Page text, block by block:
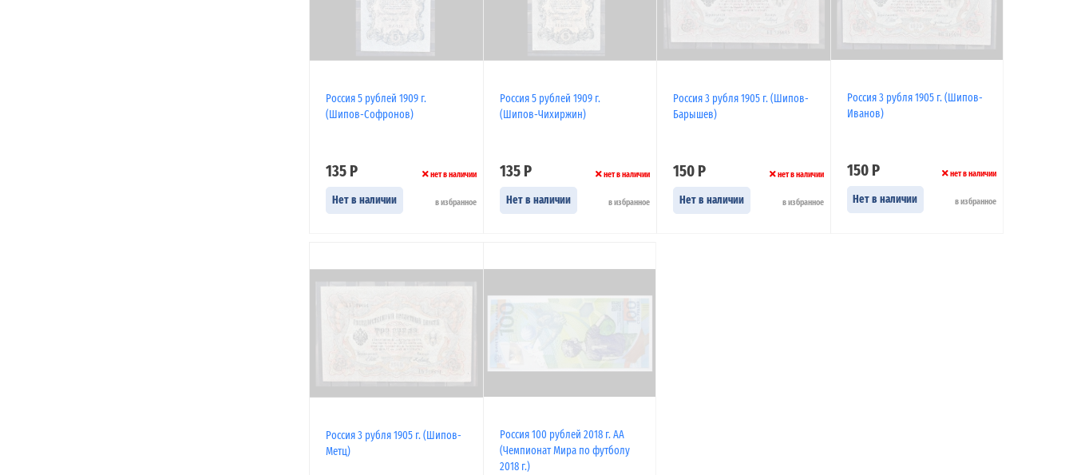
Россия 5 рублей 1909 г.
(Шипов-Софронов)
135 Р нет в наличии
Нет в наличии в избранное
Россия 5 рублей 1909 г.
(Шипов-Чихиржин)
135 Р нет в наличии
Нет в наличии в избранное
Россия 3 рубля 1905 г. (Шипов-
Барышев)
150 Р нет в наличии
Нет в наличии в избранное
Россия 3 рубля 1905 г. (Шипов-
Иванов)
150 Р нет в наличии
Нет в наличии в избранное
Россия 3 рубля 1905 г. (Шипов-
Метц)
Россия 100 рублей 2018 г. АА
(Чемпионат Мира по футболу
2018 г.)